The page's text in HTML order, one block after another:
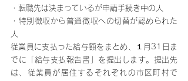
・転職先は決まっているが申請手続き中の人
・特別徴収から普通徴収への切替が認められた
人
従業員に支払った給与額をまとめ、１月31日ま
でに「給与支払報告書」を提出します。提出先
は、従業員が居住するそれぞれの市区町村で